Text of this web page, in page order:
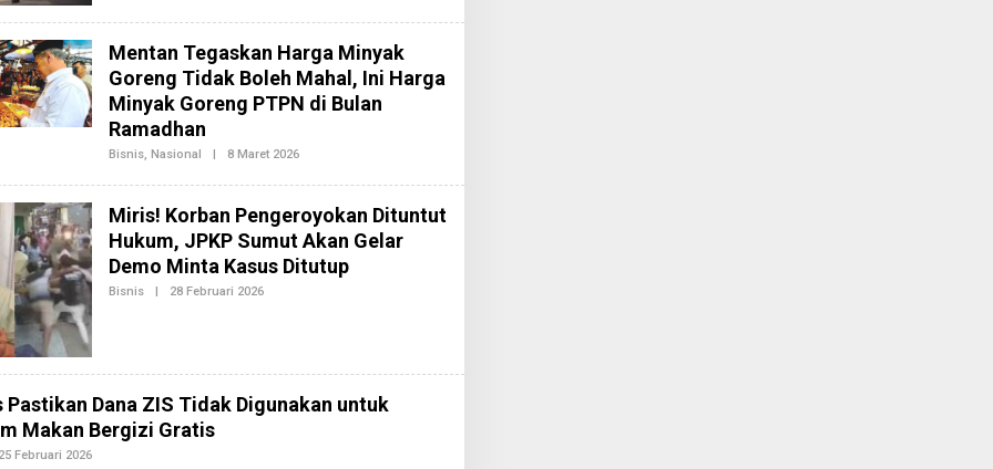
2
E
R
E
D
A
K
2
Mentan Tegaskan Harga Minyak
Goreng Tidak Boleh Mahal, Ini Harga
Minyak Goreng PTPN di Bulan
Ramadhan
Bisnis, Nasional 8 Maret 2026O
E
R
D
A
Miris! Korban Pengeroyokan Dituntut
Hukum, JPKP Sumut Akan Gelar
Demo Minta Kasus Ditutup
Bisnis 28 Februari 2026O
A
K
Pastikan Dana ZIS Tidak Digunakan untuk
Makan Bergizi Gratis
25 Februari 2026O